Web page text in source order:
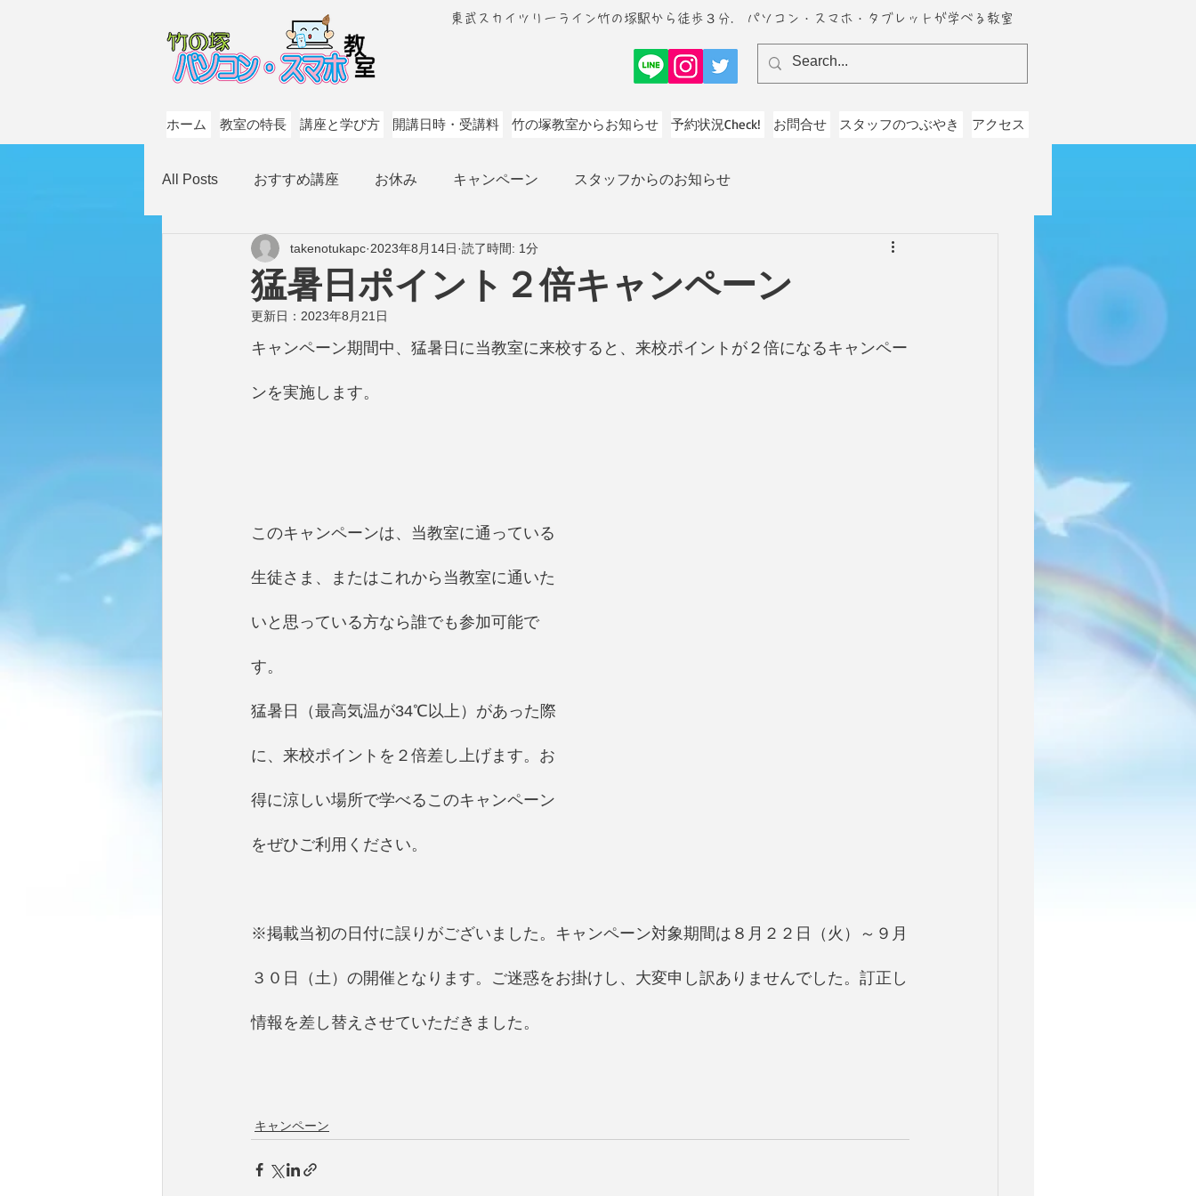
東武スカイツリーライン竹の塚駅から徒歩３分. パソコン・スマホ・タブレットが学べる教室
ホーム 教室の特長 講座と学び方 開講日時・受講料 竹の塚教室からお知らせ 予約状況Check! お問合せ スタッフのつぶやき アクセス
All Posts おすすめ講座 お休み キャンペーン スタッフからのお知らせ
猛暑日ポイント２倍キャンペーン
takenotukapc 2023年8月14日 読了時間: 1分
更新日： 2023年8月21日
キャンペーン期間中、猛暑日に当教室に来校すると、来校ポイントが２倍になるキャンペー
ンを実施します。
このキャンペーンは、当教室に通っている
生徒さま、またはこれから当教室に通いた
いと思っている方なら誰でも参加可能で
す。
猛暑日（最高気温が34℃以上）があった際
に、来校ポイントを２倍差し上げます。お
得に涼しい場所で学べるこのキャンペーン
をぜひご利用ください。
※掲載当初の日付に誤りがございました。キャンペーン対象期間は８月２２日（火）～９月
３０日（土）の開催となります。ご迷惑をお掛けし、大変申し訳ありませんでした。訂正し
情報を差し替えさせていただきました。
キャンペーン